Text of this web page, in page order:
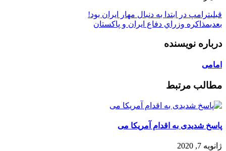
قبلیترامپ در ابتدا به دنبال مهار ایران بود!
بعدیمذاكره وزراي دفاع ايران و پاكستان
درباره نویسنده
امامی
مطالب مرتبط
پاسخ شدیدی به اقدام آمریکا می
ژانویه 7, 2020